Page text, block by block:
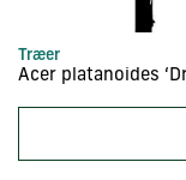
Træer
Acer platanoides